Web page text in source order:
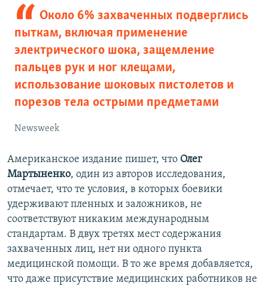
Около 6% захваченных подверглись
пыткам, включая применение
электрического шока, защемление
пальцев рук и ног клещами,
использование шоковых пистолетов и
порезов тела острыми предметами
Newsweek
Американское издание пишет, что Олег
Мартыненко, один из авторов исследования,
отмечает, что те условия, в которых боевики
удерживают пленных и заложников, не
соответствуют никаким международным
стандартам. В двух третях мест содержания
захваченных лиц, нет ни одного пункта
медицинской помощи. В то же время добавляется,
что даже присутствие медицинских работников не